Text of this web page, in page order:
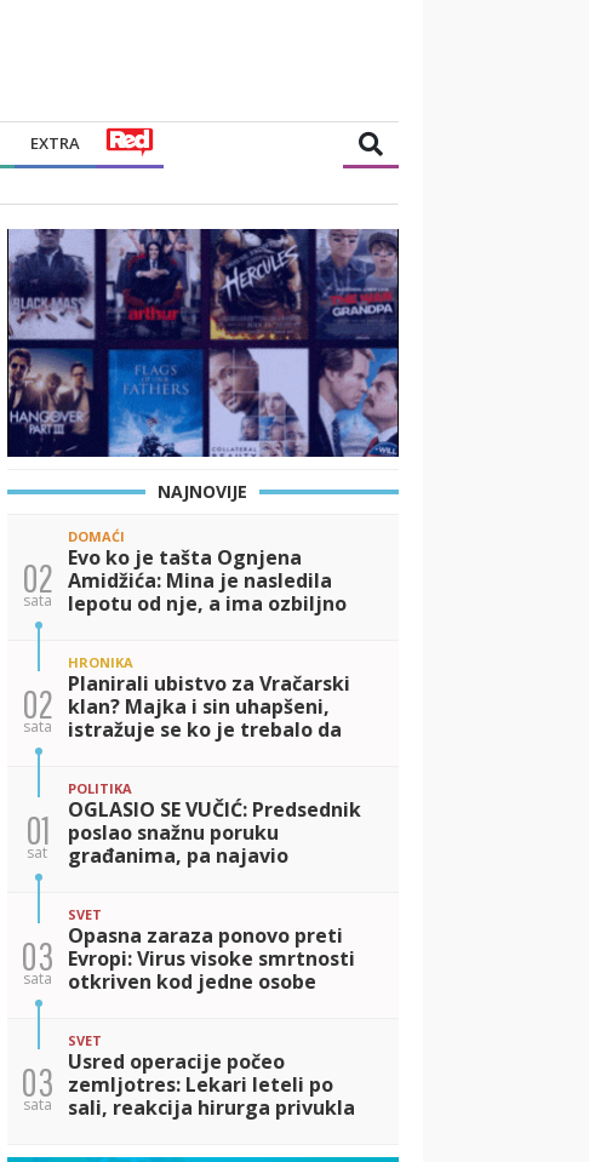
EXTRA
NAJNOVIJE
02
sata
DOMAĆI
Evo ko je tašta Ognjena
Amidžića: Mina je nasledila
lepotu od nje, a ima ozbiljno
02
sata
HRONIKA
Planirali ubistvo za Vračarski
klan? Majka i sin uhapšeni,
istražuje se ko je trebalo da
01
sat
POLITIKA
OGLASIO SE VUČIĆ: Predsednik
poslao snažnu poruku
građanima, pa najavio
03
sata
SVET
Opasna zaraza ponovo preti
Evropi: Virus visoke smrtnosti
otkriven kod jedne osobe
03
sata
SVET
Usred operacije počeo
zemljotres: Lekari leteli po
sali, reakcija hirurga privukla